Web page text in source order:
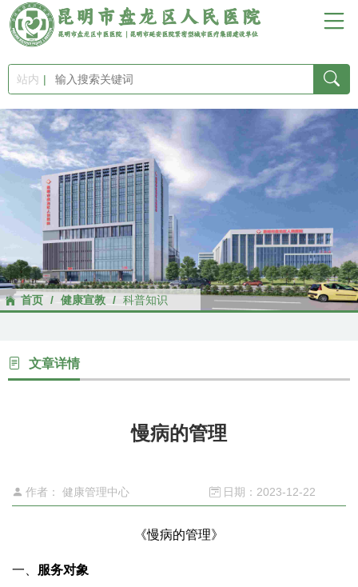
站内
首
页
院
概
新
闻
中
首页 / 健康宣教 / 科普知识
文章详情
慢病的管理
作者： 健康管理中心 日期：2023-12-22
《慢病的管理》
一、 服务对象